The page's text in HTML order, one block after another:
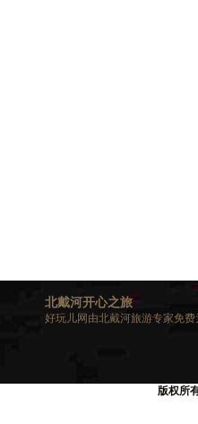
北戴河开心之旅
好玩儿网由北戴河旅游专家免
版权所